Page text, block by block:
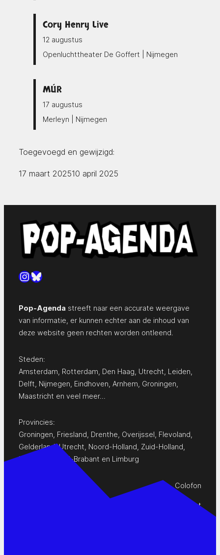
Cory Henry Live
12 augustus
Openluchttheater De Goffert | Nijmegen
MÚR
17 augustus
Merleyn | Nijmegen
Toegevoegd en gewijzigd:
17 maart 202510 april 2025
Instagram
Bluesky
Pop-Agenda streeft naar een accurate weergave
van informatie, er kunnen echter aan de inhoud van
deze website geen rechten worden ontleend.
Steden:
Amsterdam Rotterdam Den Haag Utrecht Leiden
Delft Nijmegen Eindhoven Arnhem Groningen
Maastricht en veel meer…
Provincies:
Groningen, Friesland, Drenthe, Overijssel, Flevoland,
Gelderland,Utrecht, Noord-Holland, Zuid-Holland,
Zeeland
Noord-Brabant en Limburg
Colofon
Privacy Statement